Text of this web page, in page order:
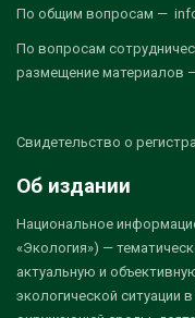
По общим вопросам —
По вопросам
размещение материалов
Свидетельство о
Об издании
Национальное
«Экология») —
актуальную и
экологической ситуации